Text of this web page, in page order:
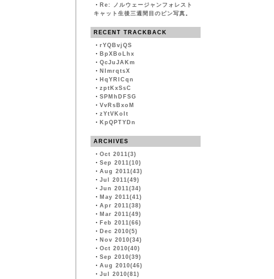
・ Re: ノルウェージャンフォレスト
キャット生後三週間目のピン写真。
RECENT TRACKBACK
・ rYQBvjQS
・ BpXBoLhx
・ QcJuJAKm
・ NImrqtsX
・ HqYRlCqn
・ zptKxSsC
・ SPMhDFSG
・ VvRsBxoM
・ zYtVKoIt
・ KpQPTYDn
ARCHIVES
・ Oct 2011(3)
・ Sep 2011(10)
・ Aug 2011(43)
・ Jul 2011(49)
・ Jun 2011(34)
・ May 2011(41)
・ Apr 2011(38)
・ Mar 2011(49)
・ Feb 2011(66)
・ Dec 2010(5)
・ Nov 2010(34)
・ Oct 2010(40)
・ Sep 2010(39)
・ Aug 2010(46)
・ Jul 2010(81)